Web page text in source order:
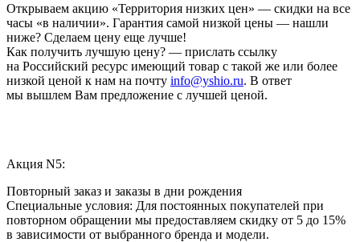
Открываем акцию «Территория низких цен» — скидки на все
часы «в наличии». Гарантия самой низкой цены — нашли
ниже? Сделаем цену еще лучше!
Как получить лучшую цену? — прислать ссылку
на Российский ресурс имеющий товар с такой же или более
низкой ценой к нам на почту info@yshio.ru. В ответ
мы вышлем Вам предложение с лучшей ценой.
Акция N5:
Повторный заказ и заказы в дни рождения
Специальные условия: Для постоянных покупателей при
повторном обращении мы предоставляем скидку от 5 до 15%
в зависимости от выбранного бренда и модели.